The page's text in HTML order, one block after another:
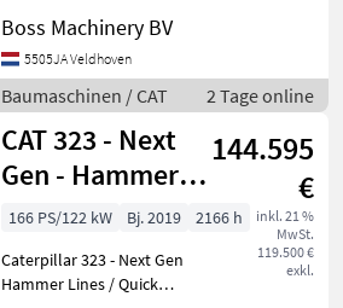
BM007612 Hours: 6.221
Type 323FL Location
Veldhoven, Netherlands
Certificate: CE Availa
Boss Machinery BV
5505JA Veldhoven
Baumaschinen / CAT 2 Tage online
CAT 323 - Next
Gen - Hammer
Lines / Quick
Coupler
144.595
€
inkl. 21 %
MwSt.
119.500 €
exkl.
166 PS/122 kW Bj. 2019
2166 h
Caterpillar 323 - Next Gen
Hammer Lines / Quick